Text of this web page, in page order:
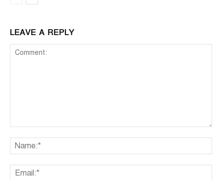
LEAVE A REPLY